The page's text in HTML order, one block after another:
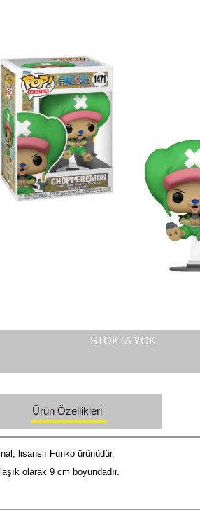
STOKTA YOK
Ürün Özellikleri
lisanslı Funko ürünüdür.
olarak 9 cm boyundadır.